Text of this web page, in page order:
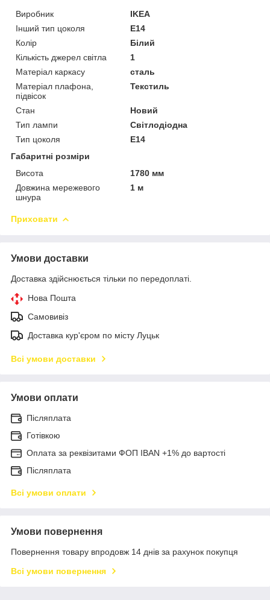
Виробник
IKEA
Інший тип цоколя
E14
Колір
Білий
Кількість джерел світла
1
Матеріал каркасу
сталь
Матеріал плафона,
підвісок
Текстиль
Стан
Новий
Тип лампи
Світлодіодна
Тип цоколя
E14
Габаритні розміри
Висота
1780 мм
Довжина мережевого
шнура
1 м
Приховати
Умови доставки
Доставка здійснюється тільки по передоплаті.
Нова Пошта
Самовивіз
Доставка кур'єром по місту Луцьк
Всі умови доставки
Умови оплати
Післяплата
Готівкою
Оплата за реквізитами ФОП IBAN +1% до вартості
Післяплата
Всі умови оплати
Умови повернення
Повернення товару впродовж 14 днів за рахунок покупця
Всі умови повернення